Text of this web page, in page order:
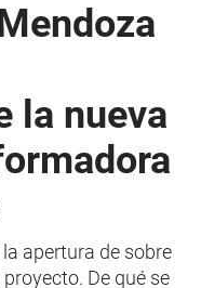
la nueva
apertura de sobre
De qué se